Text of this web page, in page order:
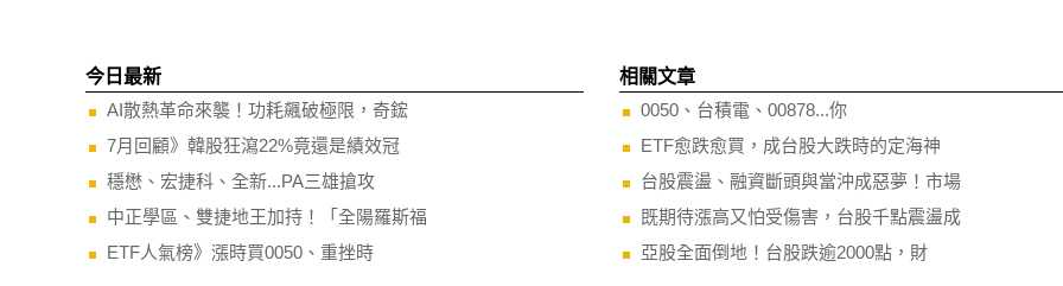
今日最新
AI散熱革命來襲！功耗飆破極限，奇鋐
7月回顧》韓股狂瀉22%竟還是績效冠
穩懋、宏捷科、全新...PA三雄搶攻
中正學區、雙捷地王加持！「全陽羅斯福
ETF人氣榜》漲時買0050、重挫時
相關文章
0050、台積電、00878...你
ETF愈跌愈買，成台股大跌時的定海神
台股震盪、融資斷頭與當沖成惡夢！市場
既期待漲高又怕受傷害，台股千點震盪成
亞股全面倒地！台股跌逾2000點，財